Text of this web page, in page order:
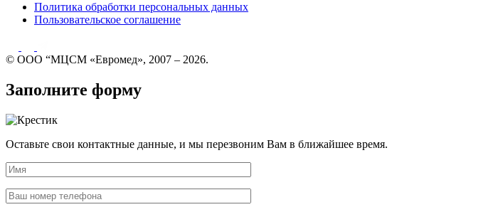
Политика обработки персональных данных
Пользовательское соглашение
© ООО “МЦСМ «Евромед», 2007 – 2026.
Заполните форму
Оставьте свои контактные данные, и мы перезвоним Вам в ближайшее время.